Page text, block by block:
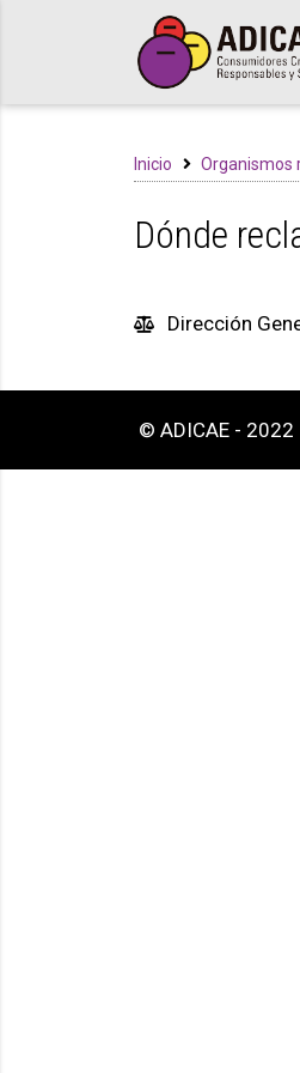
Inicio Organismos
Dónde
Dirección
© ADICAE - 2022